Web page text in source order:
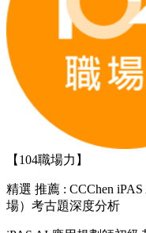
【104職場力】
精選 推薦 : CCChen
場）考古題深度分析